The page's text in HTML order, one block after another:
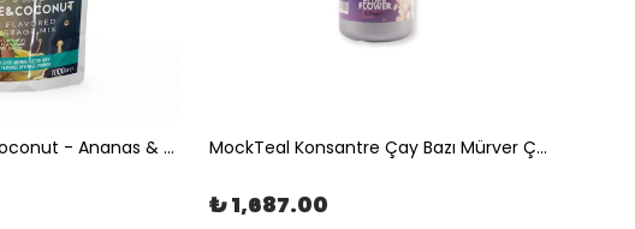
Instea Pineapple Coconut - Ananas & Hindistan Cevizi Aromalı Soğuk Çay Karışımı 1Kg | The Boba Co. MockTeal Konsantre Çay Bazı Mürver Çiçeği Aromalı 2500ML | The Boba Co.
₺ 1,687.00